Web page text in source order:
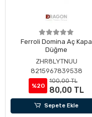
Ferroli Domina Aç Kapa
Düğme
ZHR8LYTNUU
8215967839538
%20
100,00 TL
80,00 TL
Sepete Ekle